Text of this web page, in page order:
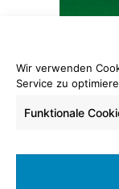
Wir verwenden
Service zu
Funktionale
Rewind®